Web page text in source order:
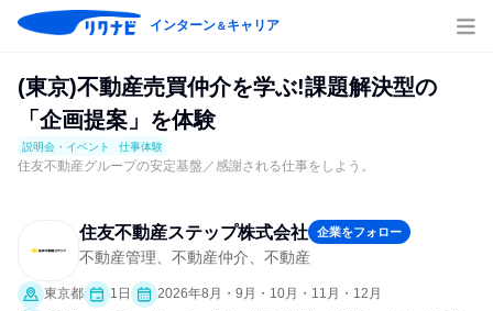
インターン＆キャリア
(東京)不動産売買仲介を学ぶ!課題解決型の
「企画提案」を体験
説明会・イベント 仕事体験
住友不動産グループの安定基盤／感謝される仕事をしよう。
住友不動産ステップ株式会社 企業をフォロー
不動産管理、不動産仲介、不動産
東京都 1日
2026年8月・9月・10月・11月・12月